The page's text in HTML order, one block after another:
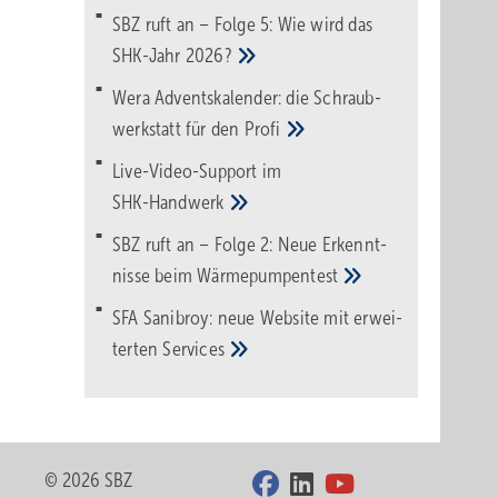
SBZ ruft an – Folge 5: Wie wird das
SHK-Jahr 2026?
Wera Adventskalender: die Schraub­
werk­statt für den Pro­fi
Live-Video-Support im
SHK-Handwerk
SBZ ruft an – Folge 2: Neue Erkennt­
nisse beimWärme­pumpen­test
SFA Sanibroy: neue Web­site mit erwei­
tertenServices
© 2026 SBZ